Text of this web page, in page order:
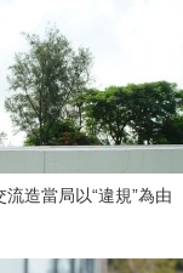
造當局以“違規”為由